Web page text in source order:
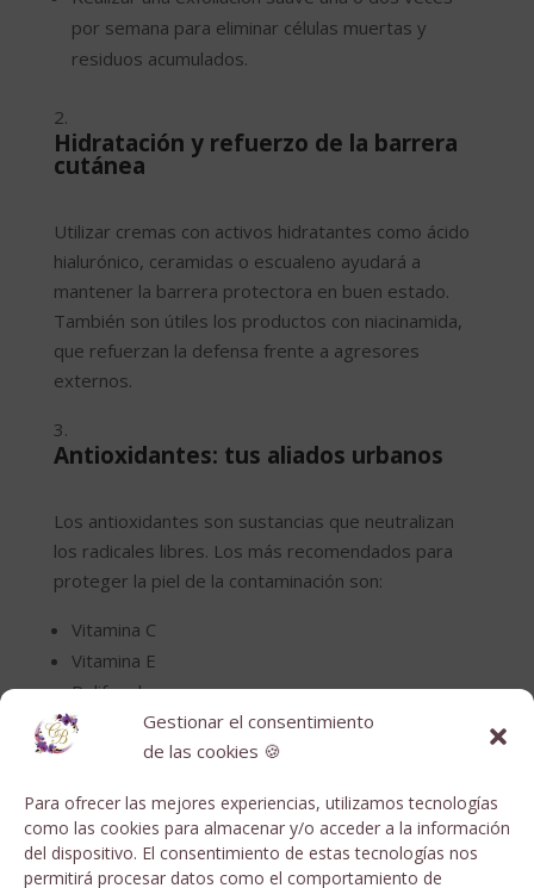
Gestionar el consentimiento
de las cookies 🍪
Para ofrecer las mejores experiencias, utilizamos tecnologías
como las cookies para almacenar y/o acceder a la información
del dispositivo. El consentimiento de estas tecnologías nos
permitirá procesar datos como el comportamiento de
por semana para eliminar células muertas y
residuos acumulados.
Hidratación y refuerzo de la barrera
cutánea
Utilizar cremas con activos hidratantes como ácido
hialurónico, ceramidas o escualeno ayudará a
mantener la barrera protectora en buen estado.
También son útiles los productos con niacinamida,
que refuerzan la defensa frente a agresores
externos.
Antioxidantes: tus aliados urbanos
Los antioxidantes son sustancias que neutralizan
los radicales libres. Los más recomendados para
proteger la piel de la contaminación son:
Vitamina C
Vitamina E
Polifenoles
Resveratrol
Ácido ferúlico
Estos activos se pueden encontrar en sérums,
cremas o tratamientos profesionales.